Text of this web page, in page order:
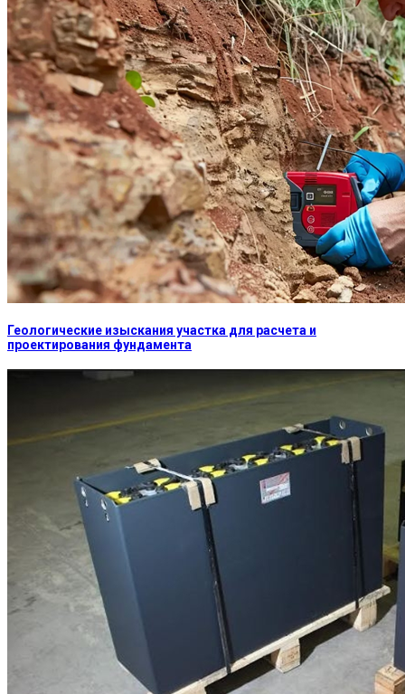
Геологические изыскания участка для расчета и
проектирования фундамента